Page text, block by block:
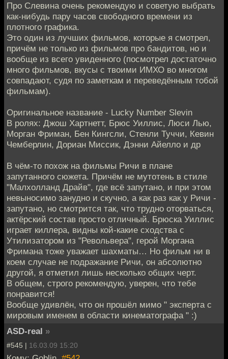
Про Слевина очень рекомендую и советую выбрать
как-нибудь пару часов свободного времени из
плотного графика.
Это один из лучших фильмов, которые я смотрел,
причём не только из фильмов про бандитов, но и
вообще из всего увиденного (посмотрел достаточно
много фильмов, вкусы с твоими ИМХО во многом
совпадают, судя по заметкам и переведённым тобой
фильмам).
Оригинальное название - Lucky Number Slevin
В ролях: Джош Хартнетт, Брюс Уиллис, Люси Лью,
Морган Фриман, Бен Кингсли, Стенли Туччи, Кевин
Чемберлин, Дориан Миссик, Дэнни Айелло и др
В чём-то похож на фильмы Ричи в плане
запутанного сюжета. Причём не мутотень в стиле
"Малхолланд Драйв", где всё запутано, и при этом
невыносимо занудно и скучно, а как раз как у Ричи -
запутано, но смотрится так, что трудно оторваться,
актёрский состав просто отличный. Брюска Уиллис
играет киллера, видны кой-какие сходства с
Утилизатором из "Револьвера", герой Моргана
Фримана тоже уважает шахматы… Но фильм ни в
коем случае не подражание Ричи, он абсолютно
другой, я отметил лишь несколько общих черт.
В общем, строго рекомендую, уверен, что тебе
понравится!
Вообще удивлён, что он прошёл мимо " эксперта с
мировым именем в области кинематографа " :)
ASD-real »
#545 | 16.03.09 15:20